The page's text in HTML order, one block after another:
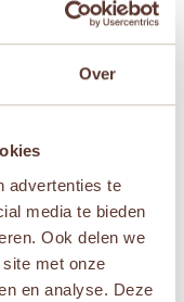
Over
advertenties te
media te bieden
Ook delen we
met onze
en analyse. Deze
Vereiste